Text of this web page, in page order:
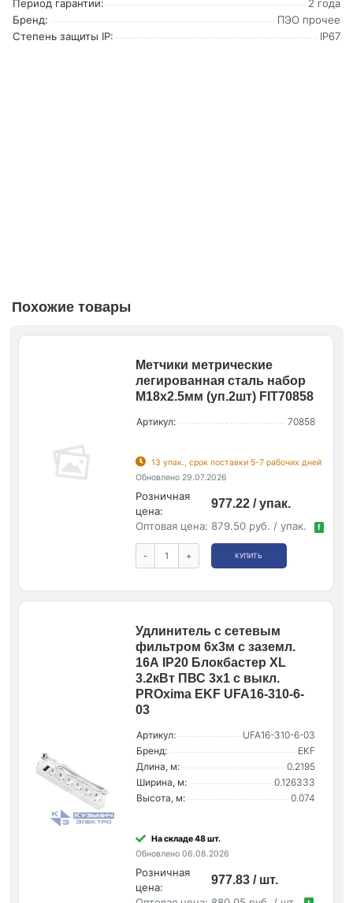
Период гарантии:
2 года
Бренд:
ПЭО прочее
Степень защиты IP:
IP67
Похожие товары
Метчики метрические
легированная сталь набор
М18х2.5мм (уп.2шт) FIT70858
Артикул: 70858
13 упак., срок поставки 5-7 рабочих дней
Обновлено 29.07.2026
Розничная
цена:
977.22 / упак.
Оптовая цена: 879.50 руб. / упак. !
- + КУПИТЬ
Удлинитель с сетевым
фильтром 6х3м с заземл.
16А IP20 Блокбастер XL
3.2кВт ПВС 3х1 с выкл.
PROxima EKF UFA16-310-6-
03
Артикул:
UFA16-310-6-03
Бренд:
EKF
Длина, м:
0.2195
Ширина, м:
0.126333
Высота, м:
0.074
На складе 48 шт.
Обновлено 06.08.2026
Розничная
цена:
977.83 / шт.